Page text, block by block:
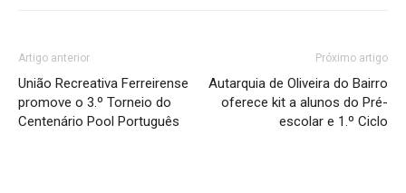
Artigo anterior
União Recreativa Ferreirense
promove o 3.º Torneio do
Centenário Pool Português
Próximo artigo
Autarquia de Oliveira do Bairro
oferece kit a alunos do Pré-
escolar e 1.º Ciclo